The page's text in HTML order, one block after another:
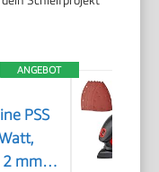
ANGEBOT
PSS
2 mm,